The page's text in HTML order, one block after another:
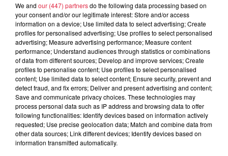
Postulez à l'offre : Electricien
Votre nom*
Votre e-mail*
We and our (447) partnersdo the following data processing based on
your consent and/or our legitimate interest: Store and/or access
information on a device; Use limited data to select advertising; Create
profiles for personalised advertising; Use profiles to select personalised
advertising; Measure advertising performance; Measure content
performance; Understand audiences through statistics or combinations
of data from different sources; Develop and improve services; Create
profiles to personalise content; Use profiles to select personalised
content; Use limited data to select content; Ensure security, prevent and
detect fraud, and fix errors; Deliver and present advertising and content;
Save and communicate privacy choices. These technologies may
process personal data such as IP address and browsing data to offer
following functionalities: Identify devices based on information actively
requested; Use precise geolocation data; Match and combine data from
other data sources; Link different devices; Identify devices based on
information transmitted automatically.